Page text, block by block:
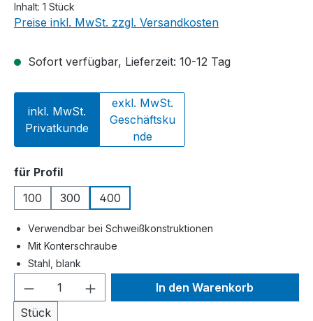
Inhalt: 1 Stück
Preise inkl. MwSt. zzgl. Versandkosten
Sofort verfügbar, Lieferzeit: 10-12 Tag
inkl. MwSt.
Privatkunde
exkl. MwSt.
Geschäftsku
nde
für Profilauswählen
100
300 400
Verwendbar bei Schweißkonstruktionen
Mit Konterschraube
Stahl, blank
Produkt Anzahl: Gib den
Stück
In den Warenkorb